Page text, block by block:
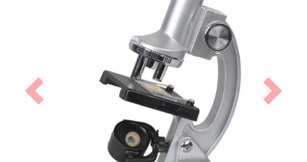
Predchádzajúci Ďalší